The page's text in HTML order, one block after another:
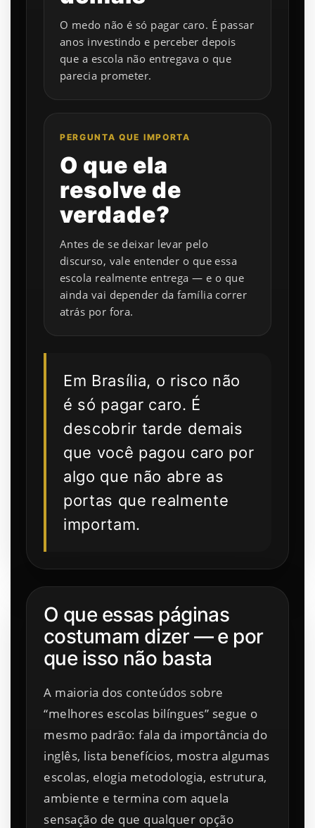
O medo não é só pagar caro. É passar
anos investindo e perceber depois
que a escola não entregava o que
parecia prometer.
PERGUNTA QUE IMPORTA
O que ela
resolve de
verdade?
Antes de se deixar levar pelo
discurso, vale entender o que essa
escola realmente entrega — e o que
ainda vai depender da família correr
atrás por fora.
Em Brasília, o risco não
é só pagar caro. É
descobrir tarde demais
que você pagou caro por
algo que não abre as
portas que realmente
importam.
O que essas páginas
costumam dizer — e por
que isso não basta
A maioria dos conteúdos sobre
“melhores escolas bilíngues” segue o
mesmo padrão: fala da importância do
inglês, lista benefícios, mostra algumas
escolas, elogia metodologia, estrutura,
ambiente e termina com aquela
sensação de que qualquer opção